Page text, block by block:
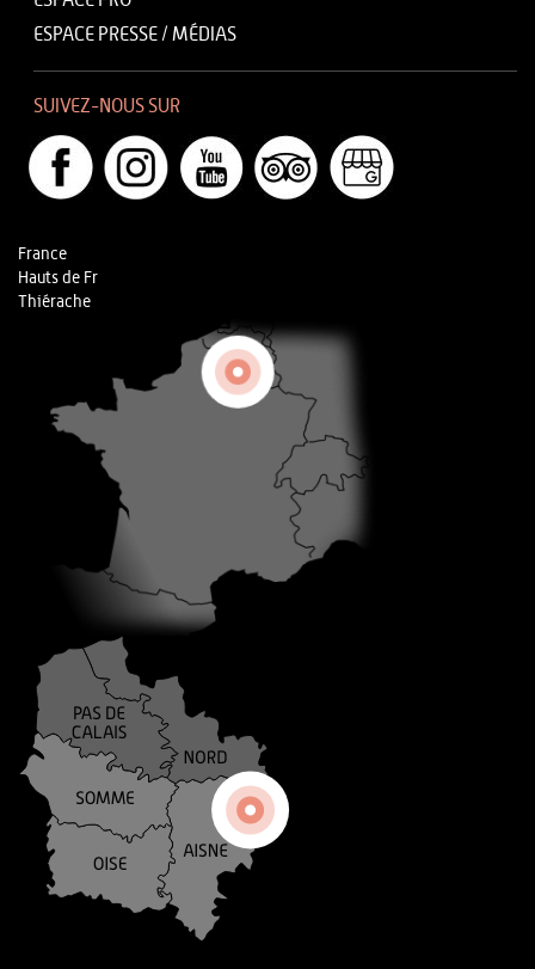
ESPACE PRESSE / MÉDIAS
SUIVEZ-NOUS SUR
France
Hauts de Fr
Thiérache